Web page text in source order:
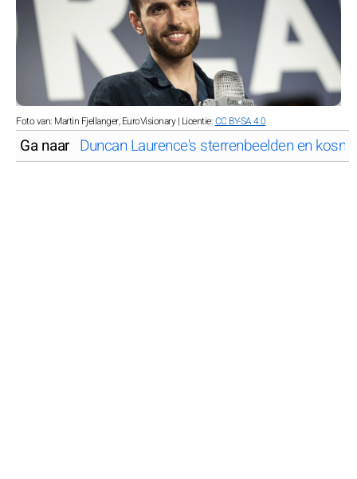
Foto van: Martin Fjellanger, EuroVisionary | Licentie:CC BY-SA 4.0
Ga naar Duncan Laurence's sterrenbeelden en